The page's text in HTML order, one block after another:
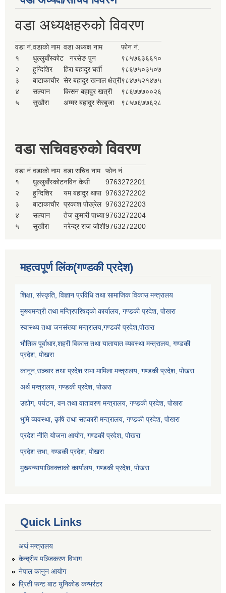
वडा अध्यक्षहरुको विवरण
वडा नं.वडाको नाम वडा अध्यक्ष नाम
फोन नं.
१
धुल्लुबाँस्कोट नरसेङ पुन
९८५७६३६६१०
२
हुग्दिशिर हिरा बहादुर घर्ती
९८६७५०३५०७
३
बाटाकाचौर सेर बहादुर खनाल क्षेत्री९८४७५२१४७५
४
सल्यान किसन बहादुर खत्री
९८६७७७००२६
५
सुखौरा अम्मर बहादुर सेरबुजा ९८५७६७७६२८
वडा सचिवहरुको विवरण
वडा नं.वडाको नाम वडा सचिव नाम
फोन नं.
१
धुल्लुबाँस्कोटनविन केसी
9763272201
२
हुग्दिशिर यम बहादुर थापा 9763272202
३
बाटाकाचौर प्रकाश पोख्रेल 9763272203
४
सल्यान तेज कुमारी पाध्या9763272204
५
सुखौरा नरेन्द्र राज जोशी9763272200
महत्वपूर्ण लिंक(गण्डकी प्रदेश)
शिक्षा, संस्कृति, विज्ञान प्रविधि तथा सामाजिक विकास मन्त्रालय
मुख्यमन्त्री तथा मन्त्रिपरिषद्को कार्यालय, गण्डकी प्रदेश, पोखरा
स्वास्थ्य तथा जनसंख्या मन्त्रालय,गण्डकी प्रदेश,पोखरा
भौतिक पूर्वाधार,शहरी विकास तथा यातायात व्यवस्था मन्त्रालय, गण्डकी
प्रदेश, पोखरा
कानून,सञ्चार तथा प्रदेश सभा मामिला मन्त्रालय, गण्डकी प्रदेश, पोखरा
अर्थ मन्त्रालय, गण्डकी प्रदेश, पोखरा
उद्योग, पर्यटन, वन तथा वातावरण मन्त्रालय, गण्डकी प्रदेश, पोखरा
भुमि व्यवस्था, कृषि तथा सहकारी मन्त्रालय, गण्डकी प्रदेश, पोखरा
प्रदेश नीति योजना आयोग, गण्डकी प्रदेश, पोखरा
प्रदेश सभा, गण्डकी प्रदेश, पोखरा
मुख्यन्यायाधिवक्ताको कार्यालय, गण्डकी प्रदेश, पोखरा
Quick Links
अर्थ मन्त्रालय
केन्द्रीय पञ्जिकरण विभाग
नेपाल कानुन आयोग
प्रिती फन्ट बाट युनिकोड कन्भर्रटर